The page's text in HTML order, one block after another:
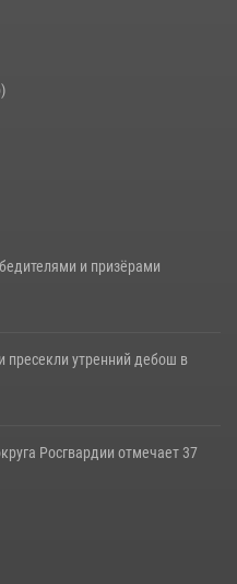
задержали мужчину,
и призёрами
пресекли утренний дебош в
Росгвардии отмечает 37